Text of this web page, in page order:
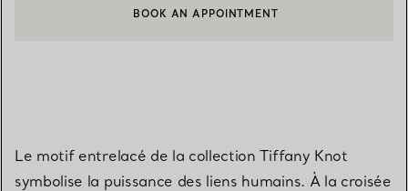
CONTACTER UN CONSEILLER CLIENT OU PRENDRE RENDEZ-
BOOK AN APPOINTMENT
Le motif entrelacé de la collection Tiffany Knot
symbolise la puissance des liens humains. À la croisée